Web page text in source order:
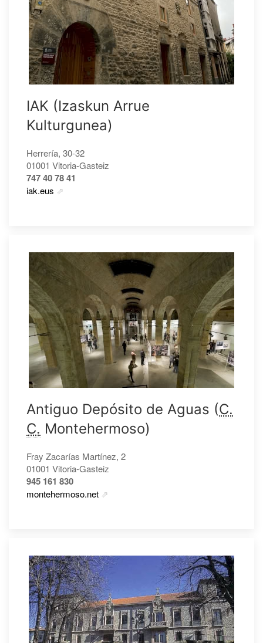
IAK (Izaskun Arrue
Kulturgunea)
Herrería, 30-32
01001 Vitoria-Gasteiz
747 40 78 41
iak.eus
Antiguo Depósito de Aguas (C.
C. Montehermoso)
Fray Zacarías Martínez, 2
01001 Vitoria-Gasteiz
945 161 830
montehermoso.net